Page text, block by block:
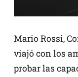
Mario Rossi,
viajó con los
probar las